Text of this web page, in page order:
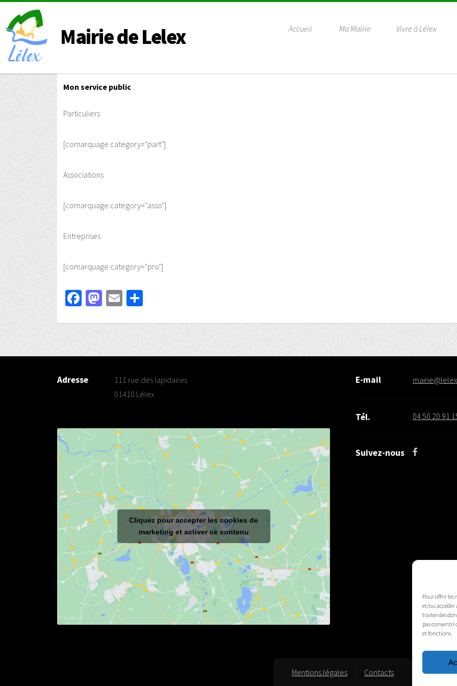
Pour offrir les
et/ou accéder
traiter des
pas consentir
et fonctions.
Mairie de Lelex Accueil Ma Mairie Vivre à Lélex
Mon service public
Particuliers
[comarquage category="part"]
Associations
[comarquage category="asso"]
Entreprises
[comarquage category="pro"]
Facebook
Mastodon
Email
Adresse
111 rue des lapidaires
01410 Lélex
Cliquez pour accepter les cookies de
marketing et activer ce contenu
E-mail
Tél. 04 50 20 91
Suivez-nous
Mentions légales Contacts